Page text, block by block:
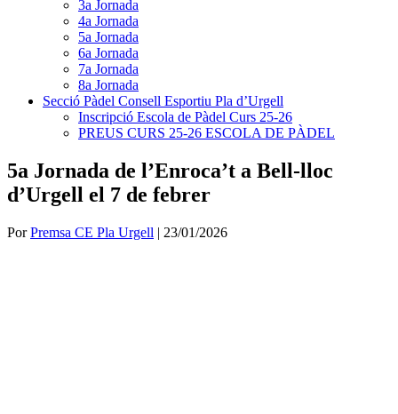
3a Jornada
4a Jornada
5a Jornada
6a Jornada
7a Jornada
8a Jornada
Secció Pàdel Consell Esportiu Pla d’Urgell
Inscripció Escola de Pàdel Curs 25-26
PREUS CURS 25-26 ESCOLA DE PÀDEL
5a Jornada de l’Enroca’t a Bell-lloc
d’Urgell el 7 de febrer
PorPremsa CE Pla Urgell | 23/01/2026